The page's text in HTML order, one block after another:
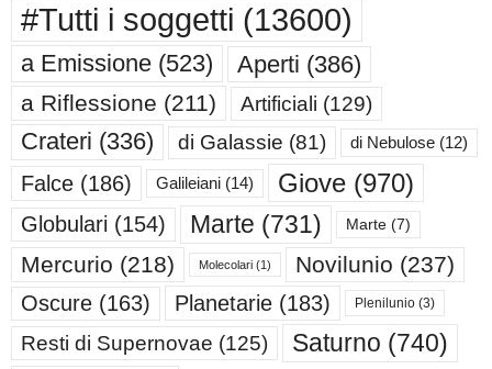
#Tutti i soggetti (13600)
a Emissione (523) Aperti (386)
a Riflessione (211) Artificiali (129)
Crateri (336) di Galassie (81) di Nebulose (12)
Falce (186) Galileiani (14) Giove (970)
Globulari (154) Marte (731) Marte (7)
Mercurio (218) Molecolari (1) Novilunio (237)
Oscure (163) Planetarie (183) Plenilunio (3)
Resti di Supernovae (125) Saturno (740)